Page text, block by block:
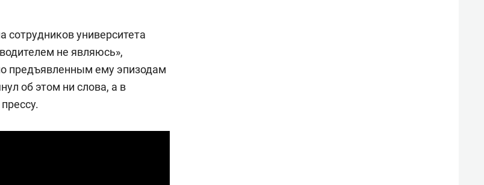
сотрудников университета
не являюсь»,
предъявленным ему эпизодам
об этом ни слова, а в